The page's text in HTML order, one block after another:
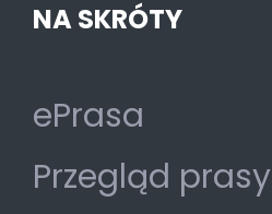
NA SKRÓTY
ePrasa
Przegląd prasy